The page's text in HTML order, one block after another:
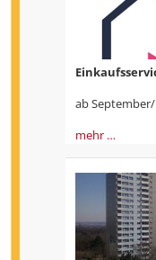
ab
mehr …